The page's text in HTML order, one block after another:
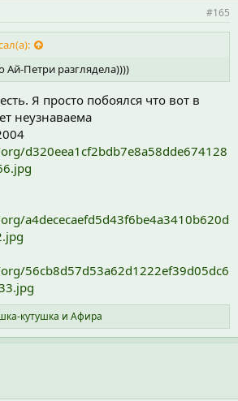
#165
Ай-Петри разглядела))))
Я просто побоялся что вот в
неузнаваема
d320eea1cf2bdb7e8a58dde674128
a4dececaefd5d43f6be4a3410b620d
56cb8d57d53a62d1222ef39d05dc6
кутушка и Афира